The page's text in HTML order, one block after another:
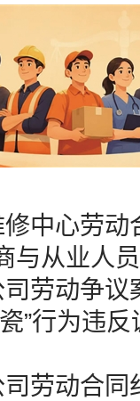
中心劳动
从业人员
劳动争议
行为违反
劳动合同